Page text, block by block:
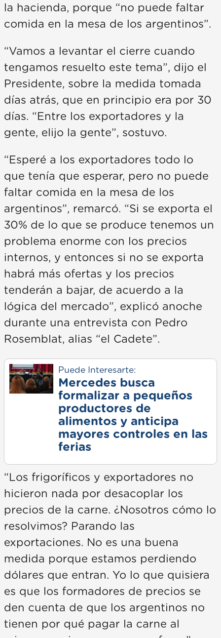
la hacienda, porque “no puede faltar
comida en la mesa de los argentinos”.
“Vamos a levantar el cierre cuando
tengamos resuelto este tema”, dijo el
Presidente, sobre la medida tomada
días atrás, que en principio era por 30
días. “Entre los exportadores y la
gente, elijo la gente”, sostuvo.
“Esperé a los exportadores todo lo
que tenía que esperar, pero no puede
faltar comida en la mesa de los
argentinos”, remarcó. “Si se exporta el
30% de lo que se produce tenemos un
problema enorme con los precios
internos, y entonces si no se exporta
habrá más ofertas y los precios
tenderán a bajar, de acuerdo a la
lógica del mercado”, explicó anoche
durante una entrevista con Pedro
Rosemblat, alias “el Cadete”.
Puede Interesarte:
Mercedes busca
formalizar a pequeños
productores de
alimentos y anticipa
mayores controles en las
ferias
“Los frigoríficos y exportadores no
hicieron nada por desacoplar los
precios de la carne. ¿Nosotros cómo lo
resolvimos? Parando las
exportaciones. No es una buena
medida porque estamos perdiendo
dólares que entran. Yo lo que quisiera
es que los formadores de precios se
den cuenta de que los argentinos no
tienen por qué pagar la carne al